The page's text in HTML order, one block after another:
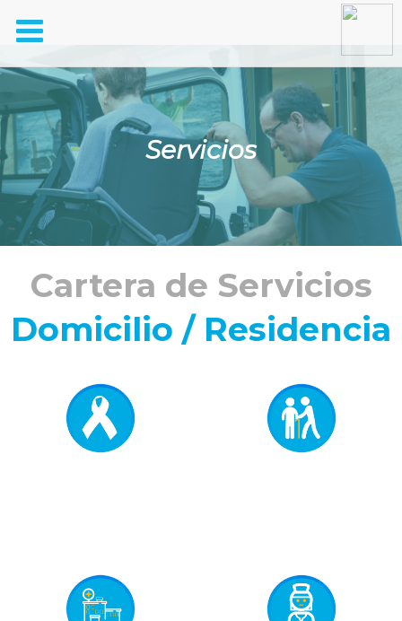
Toggle
navigation
Servicios
Cartera de Servicios
Domicilio / Residencia